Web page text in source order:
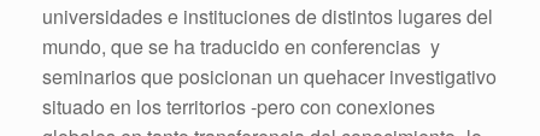
universidades e instituciones de distintos lugares del
mundo, que se ha traducido en conferencias y
seminarios que posicionan un quehacer investigativo
situado en los territorios -pero con conexiones